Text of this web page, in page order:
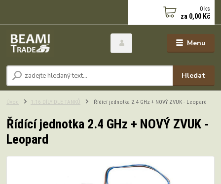
Menu
Hledat
0 ks
za 0,00 Kč
Úvod 1:16 DÍLY DLE TANKŮ Řídící jednotka 2.4 GHz + NOVÝ ZVUK - Leopard
Řídící jednotka 2.4 GHz + NOVÝ ZVUK -
Leopard